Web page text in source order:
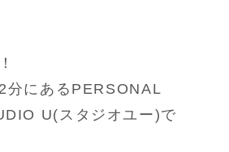
分にあるPERSONAL
U(スタジオユー)で